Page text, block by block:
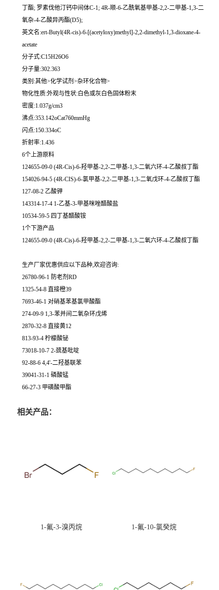
丁酯; 罗素伐他汀钙中间体C-1; 4R-顺-6-乙酰氧基甲基-2,2-二甲基-1,3-二
氧杂-4-乙酸异丙酯(D5);
英文名:ert-Butyl(4R-cis)-6-[(acetyloxy)methyl]-2,2-dimethyl-1,3-dioxane-4-
acetate
分子式:C15H26O6
分子量:302.363
类别:其他>化学试剂>杂环化合物>
物化性质:外观与性状:白色或灰白色固体粉末
密度:1.037g/cm3
沸点:353.142oCat760mmHg
闪点:150.334oC
折射率:1.436
6个上游原料
124655-09-0 (4R-Cis)-6-羟甲基-2,2-二甲基-1,3-二氧六环-4-乙酸叔丁酯
154026-94-5 (4R-CIS)-6-氯甲基-2,2-二甲基-1,3-二氧戊环-4-乙酸叔丁酯
127-08-2 乙酸钾
143314-17-4 1-乙基-3-甲基咪唑醋酸盐
10534-59-5 四丁基醋酸铵
1个下游产品
124655-09-0 (4R-Cis)-6-羟甲基-2,2-二甲基-1,3-二氧六环-4-乙酸叔丁酯
生产厂家优惠供应以下品种,欢迎咨询:
26780-96-1 防老剂RD
1325-54-8 直接橙39
7693-46-1 对硝基苯基氯甲酸酯
274-09-9 1,3-苯并间二氧杂环戊烯
2870-32-8 直接黄12
813-93-4 柠檬酸铋
73018-10-7 2-巯基吡啶
92-88-6 4,4'-二羟基联苯
39041-31-1 磷酸锰
66-27-3 甲磺酸甲酯
相关产品：
1-氟-3-溴丙烷 1-氟-10-氯癸烷